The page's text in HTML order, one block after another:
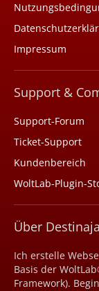
Impressum
Support &
Support-Forum
Ticket-Support
Kundenbereich
WoltLab-Plugin-
Über Destinaja
Ich erstelle
Basis der
Framework).